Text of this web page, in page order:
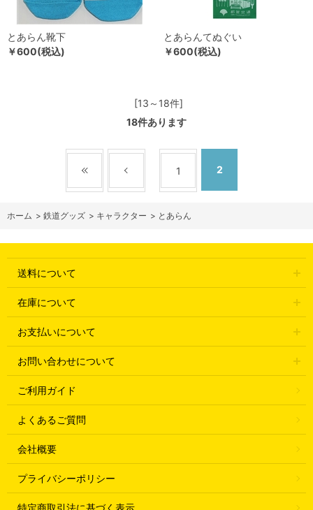
とあらん靴下
￥600(税込)
とあらんてぬぐい
￥600(税込)
[13～18件]
18件あります
1 2
ホーム > 鉄道グッズ > キャラクター > とあらん
送料について
在庫について
お支払いについて
お問い合わせについて
ご利用ガイド
よくあるご質問
会社概要
プライバシーポリシー
特定商取引法に基づく表示